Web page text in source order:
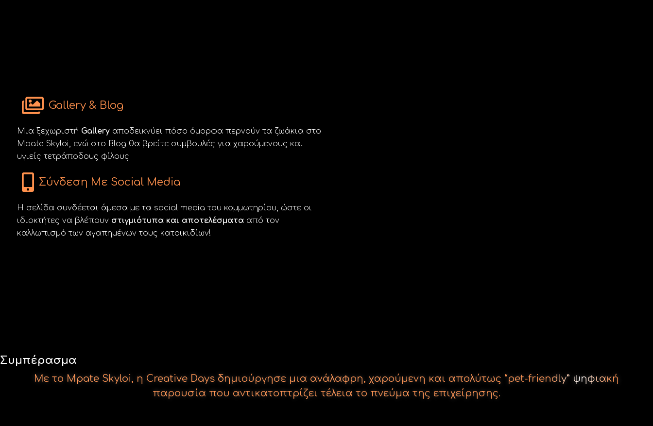
Gallery & Blog
Μια ξεχωριστή Galleryαποδεικνύει πόσο όμορφα περνούν τα ζωάκια στο
Mpate Skyloi, ενώ στο Blog θα βρείτε συμβουλές για χαρούμενους και
υγιείς τετράποδους φίλους
Σύνδεση Με Social Media
Η σελίδα συνδέεται άμεσα με τα social media του κομμωτηρίου, ώστε οι
ιδιοκτήτες να βλέπουν στιγμιότυπα και αποτελέσματααπό τον
καλλωπισμό των αγαπημένων τους κατοικιδίων!
Με το Mpate Skyloi, η Creative Days δημιούργησε μια ανάλαφρη, χαρούμενη και απολύτως “pet-friendly” ψηφιακή
παρουσία που αντικατοπτρίζει τέλεια το πνεύμα της επιχείρησης.